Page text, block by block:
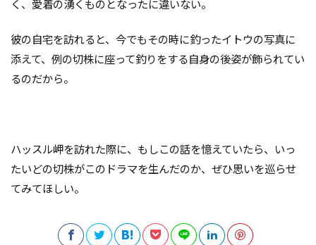
く、愛着の湧くものとなったに違いない。
彼の自宅を訪れると、今でもその時に釣ったイトウの写真に
添えて、例の切株に座って釣りをする自身の後姿が飾られてい
るのだから。
ハッスル岬を訪れた際に、もしこの話を憶えていたら、いっ
たいどの切株がこのドラマを生んだのか、ぜひ思いを巡らせ
てみてほしい。